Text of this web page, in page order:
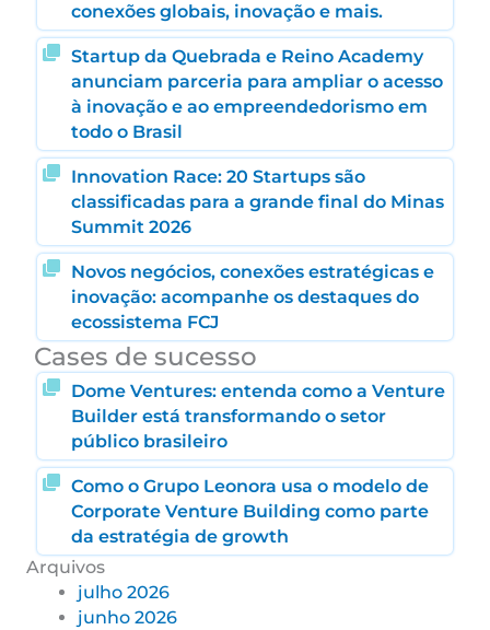
conexões globais, inovação e mais.
Startup da Quebrada e Reino Academy
anunciam parceria para ampliar o acesso
à inovação e ao empreendedorismo em
todo o Brasil
Innovation Race: 20 Startups são
classificadas para a grande final do Minas
Summit 2026
Novos negócios, conexões estratégicas e
inovação: acompanhe os destaques do
ecossistema FCJ
Cases de sucesso
Dome Ventures: entenda como a Venture
Builder está transformando o setor
público brasileiro
Como o Grupo Leonora usa o modelo de
Corporate Venture Building como parte
da estratégia de growth
Arquivos
julho 2026
junho 2026